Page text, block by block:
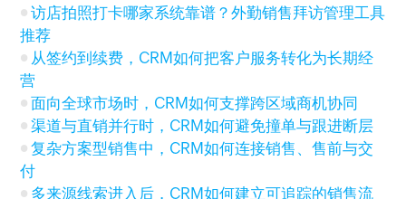
访店拍照打卡哪家系统靠谱？外勤销售拜访管理工具
推荐
从签约到续费，CRM如何把客户服务转化为长期经
营
面向全球市场时，CRM如何支撑跨区域商机协同
渠道与直销并行时，CRM如何避免撞单与跟进断层
复杂方案型销售中，CRM如何连接销售、售前与交
付
多来源线索进入后，CRM如何建立可追踪的销售流